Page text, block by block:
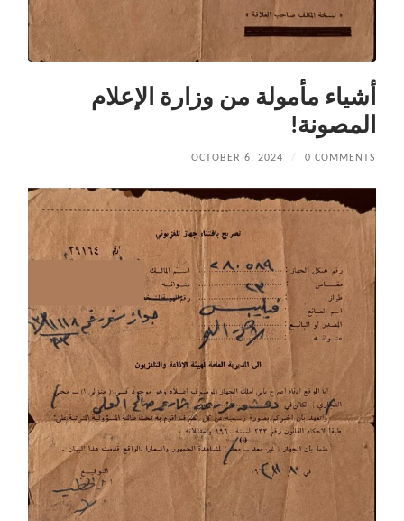
أشياء مأمولة من وزارة الإعلام
المصونة!
OCTOBER 6, 2024 / 0 COMMENTS